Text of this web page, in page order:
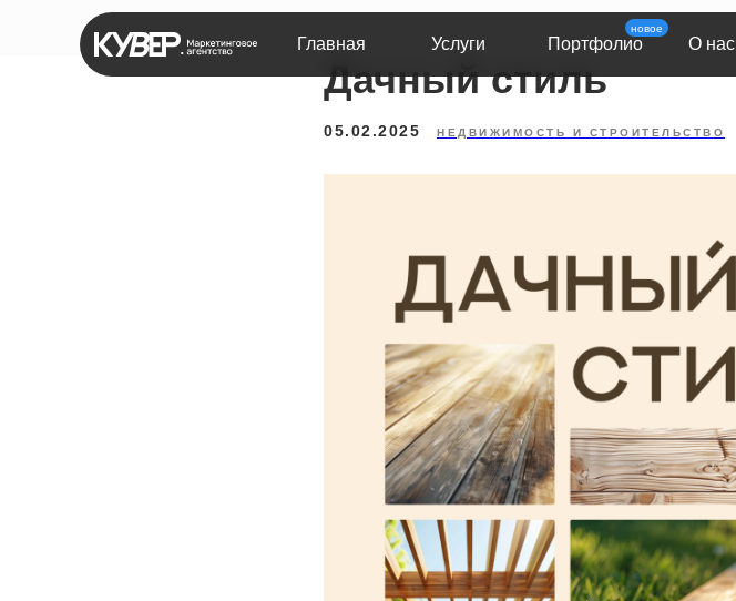
Услуги О нас
Портфолио
Главная
новое
Дачный стиль
05.02.2025 НЕДВИЖИМОСТЬ И СТРОИТЕЛЬСТВО